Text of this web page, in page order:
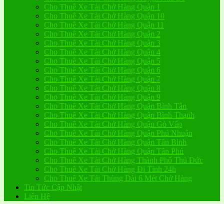
Cho Thuê Xe Tải Chở Hàng Quận 1
Cho Thuê Xe Tải Chở Hàng Quận 10
Cho Thuê Xe Tải Chở Hàng Quận 11
Cho Thuê Xe Tải Chở Hàng Quận 2
Cho Thuê Xe Tải Chở Hàng Quận 3
Cho Thuê Xe Tải Chở Hàng Quận 4
Cho Thuê Xe Tải Chở Hàng Quận 5
Cho Thuê Xe Tải Chở Hàng Quận 6
Cho Thuê Xe Tải Chở Hàng Quận 7
Cho Thuê Xe Tải Chở Hàng Quận 8
Cho Thuê Xe Tải Chở Hàng Quận 9
Cho Thuê Xe Tải Chở Hàng Quận Bình Tân
Cho Thuê Xe Tải Chở Hàng Quận Bình Thạnh
Cho Thuê Xe Tải Chở Hàng Quận Gò Vấp
Cho Thuê Xe Tải Chở Hàng Quận Phú Nhuận
Cho Thuê Xe Tải Chở Hàng Quận Tân Bình
Cho Thuê Xe Tải Chở Hàng Quận Tân Phú
Cho Thuê Xe Tải Chở Hàng Thành Phố Thủ Đức
Cho Thuê Xe Tải Chở Hàng Đi Tỉnh 24h
Cho Thuê Xe Tải Thùng Dài 6 Mét Chở Hàng
Tin Tức Cập Nhật
Liên Hệ